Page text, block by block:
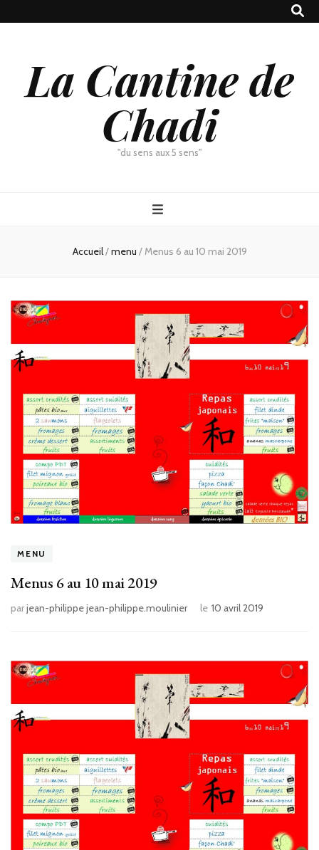
La Cantine de
Chadi
"du sens aux 5 sens"
Accueil/menu /Menus 6 au 10 mai 2019
MENU
Menus 6 au 10 mai 2019
parjean-philippe jean-philippe.moulinier le 10 avril 2019